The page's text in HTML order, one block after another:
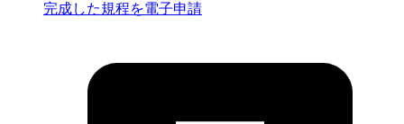
完成した規程を電子申請